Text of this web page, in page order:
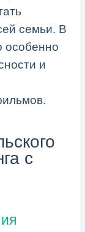
семьи. В
особенно
и
с